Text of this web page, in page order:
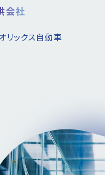
会社
リックス自動車